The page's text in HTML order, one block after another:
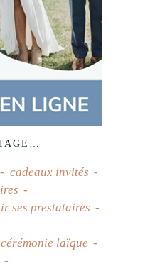
cadeaux invités
ses prestataires
cérémonie laïque